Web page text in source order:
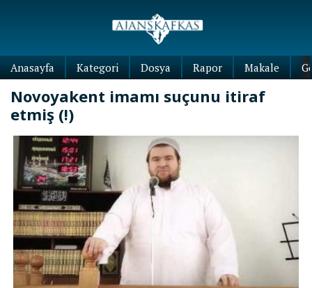
Anasayfa Kategori Dosya Rapor Makale
Novoyakent imamı suçunu itiraf
etmiş (!)